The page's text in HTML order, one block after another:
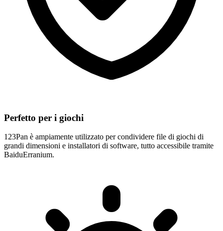
Perfetto per i giochi
123Pan è ampiamente utilizzato per condividere file di giochi di
grandi dimensioni e installatori di software, tutto accessibile tramite
BaiduErranium.